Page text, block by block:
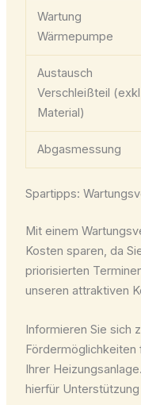
Wartung
Wärmepumpe
Austausch
Verschleißteil
Material)
Abgasmessung
Spartipps:
Mit einem
Kosten sparen, da
priorisierten
unseren attraktiven
Informieren Sie sich
Fördermöglichkeiten
Ihrer
hierfür Unterstützung